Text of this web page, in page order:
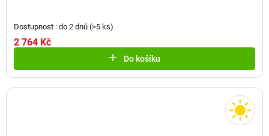
Dostupnost : do 2 dnů (>5 ks)
2 764 Kč
Do košíku